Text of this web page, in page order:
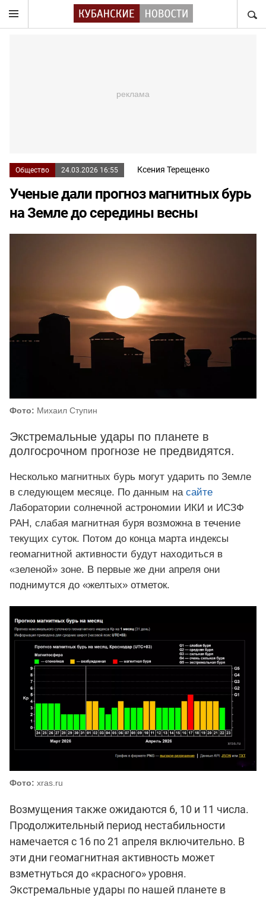
Общество 24.03.2026 16:55 Ксения Терещенко
Ученые дали прогноз магнитных бурь
на Земле до середины весны
Фото: Михаил Ступин
Экстремальные удары по планете в
долгосрочном прогнозе не предвидятся.
Несколько магнитных бурь могут ударить по Земле
в следующем месяце. По данным на сайте
Лаборатории солнечной астрономии ИКИ и ИСЗФ
РАН, слабая магнитная буря возможна в течение
текущих суток. Потом до конца марта индексы
геомагнитной активности будут находиться в
«зеленой» зоне. В первые же дни апреля они
поднимутся до «желтых» отметок.
Фото: xras.ru
Возмущения также ожидаются 6, 10 и 11 числа.
Продолжительный период нестабильности
намечается с 16 по 21 апреля включительно. В
эти дни геомагнитная активность может
взметнуться до «красного» уровня.
Экстремальные удары по нашей планете в